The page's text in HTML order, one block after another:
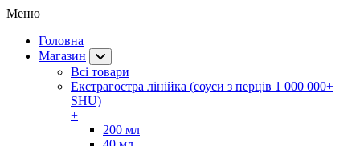
Меню
Головна
Магазин
Всі товари
Екстрагостра лінійка (соуси з перців 1 000 000+
SHU)
+
200 мл